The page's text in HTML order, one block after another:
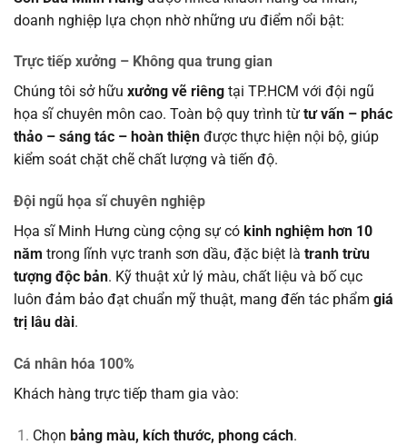
doanh nghiệp lựa chọn nhờ những ưu điểm nổi bật:
Trực tiếp xưởng – Không qua trung gian
Chúng tôi sở hữu xưởng vẽ riêng tại TP.HCM với đội ngũ
họa sĩ chuyên môn cao. Toàn bộ quy trình từ tư vấn – phác
thảo – sáng tác – hoàn thiện được thực hiện nội bộ, giúp
kiểm soát chặt chẽ chất lượng và tiến độ.
Đội ngũ họa sĩ chuyên nghiệp
Họa sĩ Minh Hưng cùng cộng sự có kinh nghiệm hơn 10
năm trong lĩnh vực tranh sơn dầu, đặc biệt là tranh trừu
tượng độc bản. Kỹ thuật xử lý màu, chất liệu và bố cục
luôn đảm bảo đạt chuẩn mỹ thuật, mang đến tác phẩm giá
trị lâu dài.
Cá nhân hóa 100%
Khách hàng trực tiếp tham gia vào:
Chọn bảng màu, kích thước, phong cách.